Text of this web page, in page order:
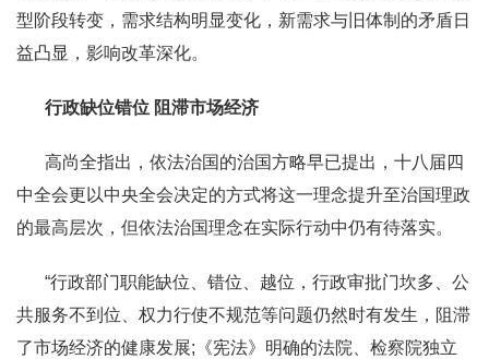
型阶段转变，需求结构明显变化，新需求与旧体制的矛盾日
益凸显，影响改革深化。
行政缺位错位 阻滞市场经济
高尚全指出，依法治国的治国方略早已提出，十八届四
中全会更以中央全会决定的方式将这一理念提升至治国理政
的最高层次，但依法治国理念在实际行动中仍有待落实。
“行政部门职能缺位、错位、越位，行政审批门坎多、公
共服务不到位、权力行使不规范等问题仍然时有发生，阻滞
了市场经济的健康发展;《宪法》明确的法院、检察院独立